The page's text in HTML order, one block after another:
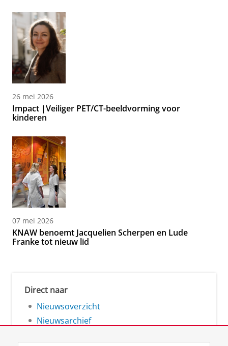
26 mei 2026
Impact |Veiliger PET/CT-beeldvorming voor
kinderen
07 mei 2026
KNAW benoemt Jacquelien Scherpen en Lude
Franke tot nieuw lid
Direct naar
Nieuwsoverzicht
Nieuwsarchief